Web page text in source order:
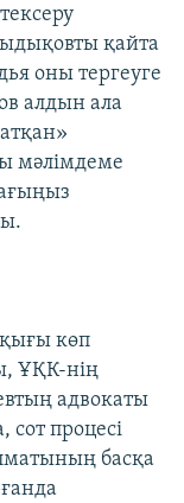
қайта
оны тергеуге
алдын ала
мәлімдеме
көп
ҰҚК-нің
адвокаты
процесі
басқа